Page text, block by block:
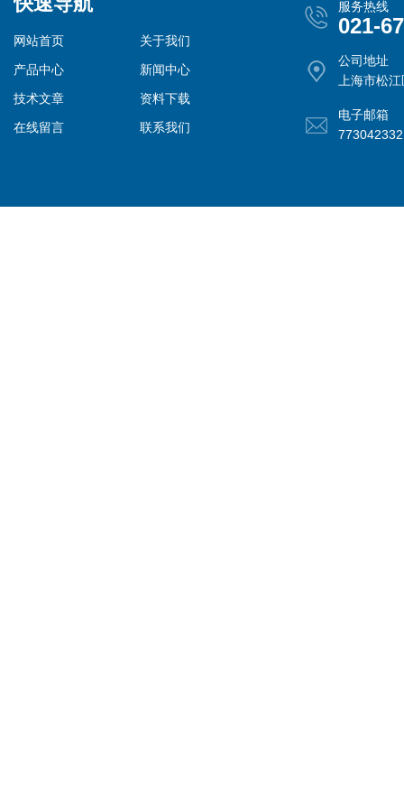
网站首页
关于我们
产品中心
新闻中心
技术文章
资料下载
在线留言
联系我们
服务热线
021-
公司地址
上海市松
电子邮箱